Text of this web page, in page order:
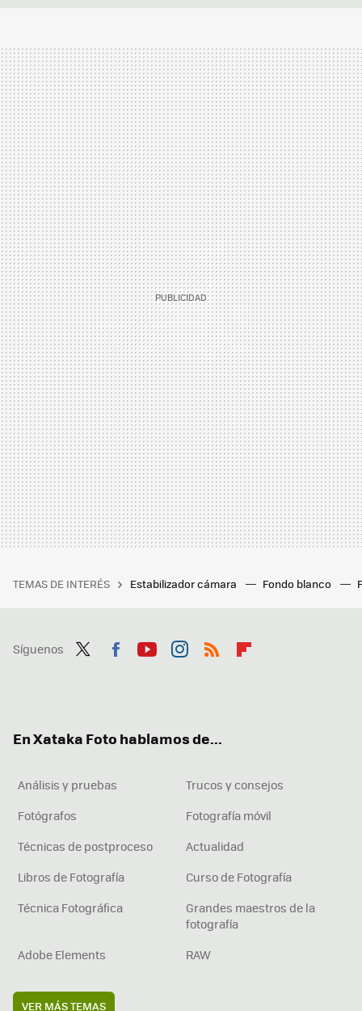
TEMAS DE INTERÉS Estabilizador cámara Fondo blanco
Síguenos
En Xataka Foto hablamos de...
Análisis y pruebas
Trucos y consejos
Fotógrafos
Fotografía móvil
Técnicas de postproceso
Actualidad
Libros de Fotografía
Curso de Fotografía
Técnica Fotográfica
Grandes maestros de la
fotografía
Adobe Elements
RAW
VER MÁS TEMAS